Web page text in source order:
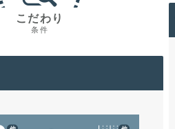
こだわり
条件